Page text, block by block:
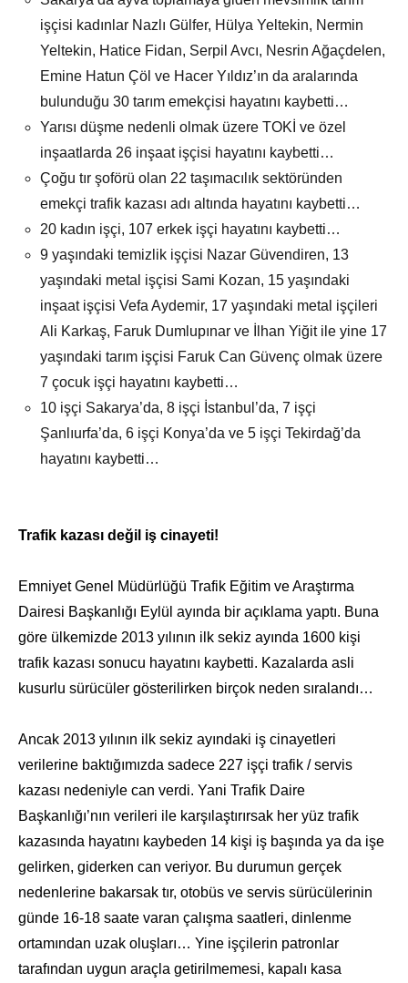
işçisi kadınlar Nazlı Gülfer, Hülya Yeltekin, Nermin
Yeltekin, Hatice Fidan, Serpil Avcı, Nesrin Ağaçdelen,
Emine Hatun Çöl ve Hacer Yıldız’ın da aralarında
bulunduğu 30 tarım emekçisi hayatını kaybetti…
Yarısı düşme nedenli olmak üzere TOKİ ve özel
inşaatlarda 26 inşaat işçisi hayatını kaybetti…
Çoğu tır şoförü olan 22 taşımacılık sektöründen
emekçi trafik kazası adı altında hayatını kaybetti…
20 kadın işçi, 107 erkek işçi hayatını kaybetti…
9 yaşındaki temizlik işçisi Nazar Güvendiren, 13
yaşındaki metal işçisi Sami Kozan, 15 yaşındaki
inşaat işçisi Vefa Aydemir, 17 yaşındaki metal işçileri
Ali Karkaş, Faruk Dumlupınar ve İlhan Yiğit ile yine 17
yaşındaki tarım işçisi Faruk Can Güvenç olmak üzere
7 çocuk işçi hayatını kaybetti…
10 işçi Sakarya’da, 8 işçi İstanbul’da, 7 işçi
Şanlıurfa’da, 6 işçi Konya’da ve 5 işçi Tekirdağ’da
hayatını kaybetti…
Trafik kazası değil iş cinayeti!
Emniyet Genel Müdürlüğü Trafik Eğitim ve Araştırma
Dairesi Başkanlığı Eylül ayında bir açıklama yaptı. Buna
göre ülkemizde 2013 yılının ilk sekiz ayında 1600 kişi
trafik kazası sonucu hayatını kaybetti. Kazalarda asli
kusurlu sürücüler gösterilirken birçok neden sıralandı…
Ancak 2013 yılının ilk sekiz ayındaki iş cinayetleri
verilerine baktığımızda sadece 227 işçi trafik / servis
kazası nedeniyle can verdi. Yani Trafik Daire
Başkanlığı’nın verileri ile karşılaştırırsak her yüz trafik
kazasında hayatını kaybeden 14 kişi iş başında ya da işe
gelirken, giderken can veriyor. Bu durumun gerçek
nedenlerine bakarsak tır, otobüs ve servis sürücülerinin
günde 16-18 saate varan çalışma saatleri, dinlenme
ortamından uzak oluşları… Yine işçilerin patronlar
tarafından uygun araçla getirilmemesi, kapalı kasa